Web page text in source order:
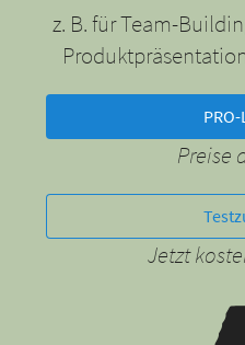
z. B. für Team-
Preise
Jetzt